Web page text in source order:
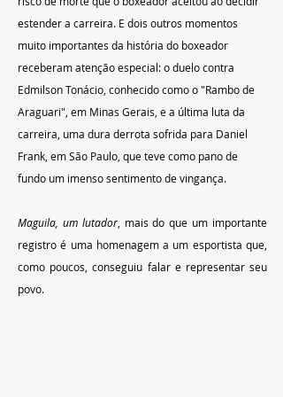
estender a carreira. E dois outros momentos
muito importantes da história do boxeador
receberam atenção especial: o duelo contra
Edmilson Tonácio, conhecido como o "Rambo de
Araguari", em Minas Gerais, e a última luta da
carreira, uma dura derrota sofrida para Daniel
Frank, em São Paulo, que teve como pano de
fundo um imenso sentimento de vingança.
Maguila, um lutador, mais do que um importante
registro é uma homenagem a um esportista que,
como poucos, conseguiu falar e representar seu
povo.